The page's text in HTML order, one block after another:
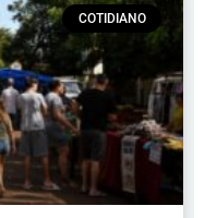
COTIDIANO